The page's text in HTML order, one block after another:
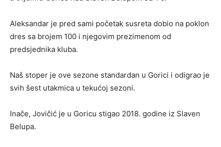
Aleksandar je pred sami početak susreta dobio na poklon
dres sa brojem 100 i njegovim prezimenom od
predsjednika kluba.
Naš stoper je ove sezone standardan u Gorici i odigrao je
svih šest utakmica u tekućoj sezoni.
Inače, Jovičić je u Goricu stigao 2018. godine iz Slaven
Belupa.